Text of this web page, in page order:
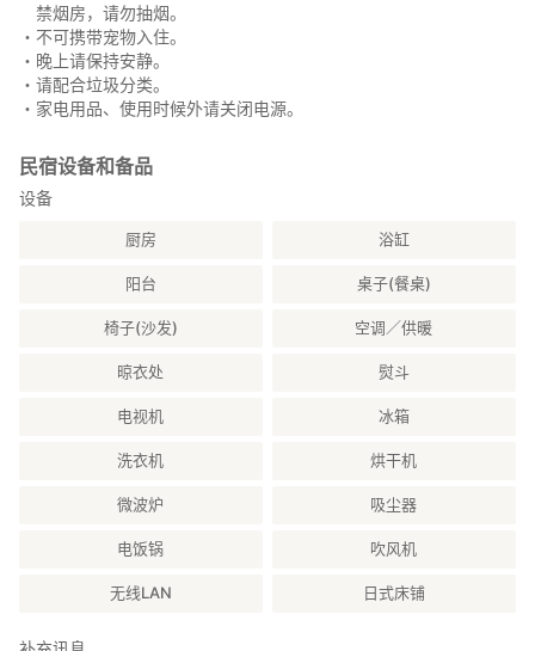
禁烟房，请勿抽烟。
・不可携带宠物入住。
・晚上请保持安静。
・请配合垃圾分类。
・家电用品、使用时候外请关闭电源。
民宿设备和备品
设备
厨房 浴缸
阳台 桌子(餐桌)
椅子(沙发) 空调／供暖
晾衣处 熨斗
电视机 冰箱
洗衣机 烘干机
微波炉 吸尘器
电饭锅 吹风机
无线LAN 日式床铺